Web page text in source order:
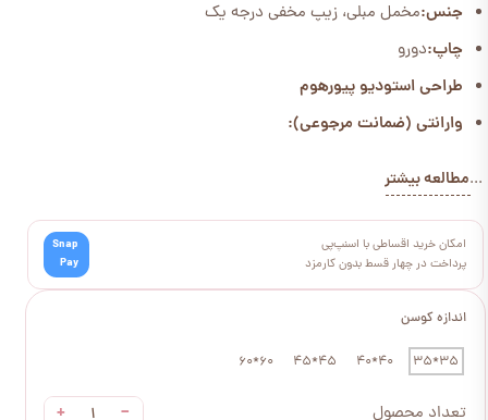
اندازه کوسن
35*35
40*40
45*45
60*60
تعداد محصول
جنس:مخمل مبلی، زیپ مخفی درجه یک
چاپ:دورو
طراحی استودیو پیورهوم
وارانتی (ضمانت مرجوعی):
...مطالعه بیشتر
امکان خرید اقساطی با اسنپ‌پی
پرداخت در چهار قسط بدون کارمزد
Snap
Pay